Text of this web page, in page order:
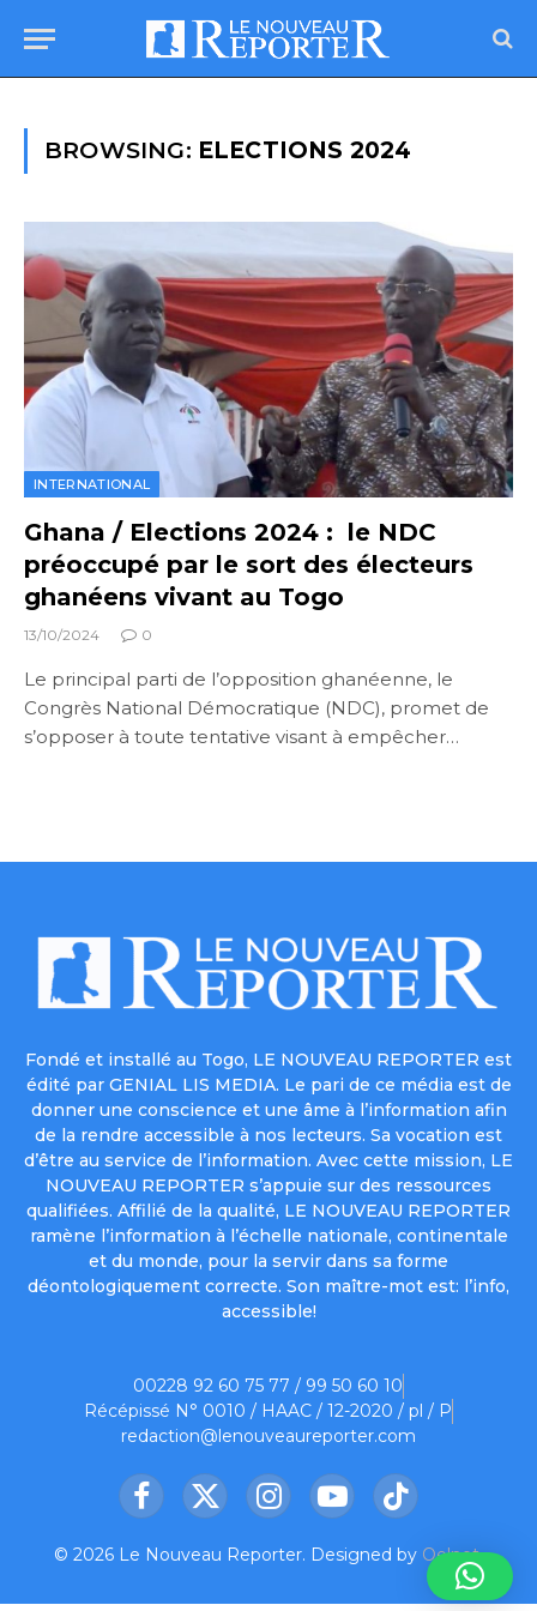
BROWSING: ELECTIONS 2024
INTERNATIONAL
Ghana / Elections 2024 : le NDC
préoccupé par le sort des électeurs
ghanéens vivant au Togo
13/10/2024 0
Le principal parti de l’opposition ghanéenne, le
Congrès National Démocratique (NDC), promet de
s’opposer à toute tentative visant à empêcher…
Fondé et installé au Togo, LE NOUVEAU REPORTER est
édité par GENIAL LIS MEDIA. Le pari de ce média est de
donner une conscience et une âme à l’information afin
de la rendre accessible à nos lecteurs. Sa vocation est
d’être au service de l’information. Avec cette mission, LE
NOUVEAU REPORTER s’appuie sur des ressources
qualifiées. Affilié de la qualité, LE NOUVEAU REPORTER
ramène l’information à l’échelle nationale, continentale
et du monde, pour la servir dans sa forme
déontologiquement correcte. Son maître-mot est: l’info,
accessible!
00228 92 60 75 77 / 99 50 60 10
Récépissé N° 0010 / HAAC / 12-2020 / pl / P
redaction@lenouveaureporter.com
Facebook
X
InstagramYouTubeTikTok
© 2026 Le Nouveau Reporter. Designed by Oelnet.